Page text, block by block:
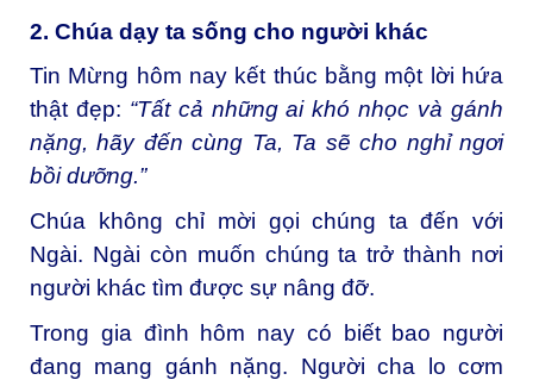
2. Chúa dạy ta sống cho người khác
Tin Mừng hôm nay kết thúc bằng một lời hứa
thật đẹp: “Tất cả những ai khó nhọc và gánh
nặng, hãy đến cùng Ta, Ta sẽ cho nghỉ ngơi
bồi dưỡng.”
Chúa không chỉ mời gọi chúng ta đến với
Ngài. Ngài còn muốn chúng ta trở thành nơi
người khác tìm được sự nâng đỡ.
Trong gia đình hôm nay có biết bao người
đang mang gánh nặng. Người cha lo cơm